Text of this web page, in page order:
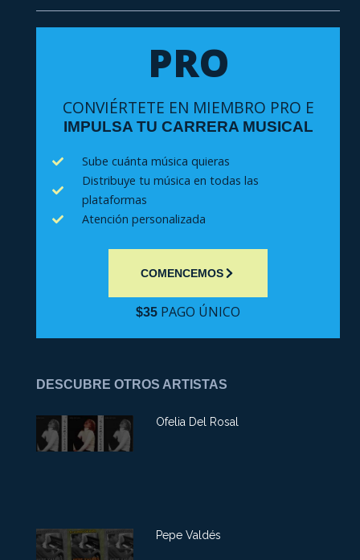
PRO
CONVIÉRTETE EN MIEMBRO PRO E
IMPULSA TU CARRERA MUSICAL
Sube cuánta música quieras
Distribuye tu música en todas las
plataformas
Atención personalizada
COMENCEMOS
$35 PAGO ÚNICO
DESCUBRE OTROS ARTISTAS
Ofelia Del Rosal
Pepe Valdés